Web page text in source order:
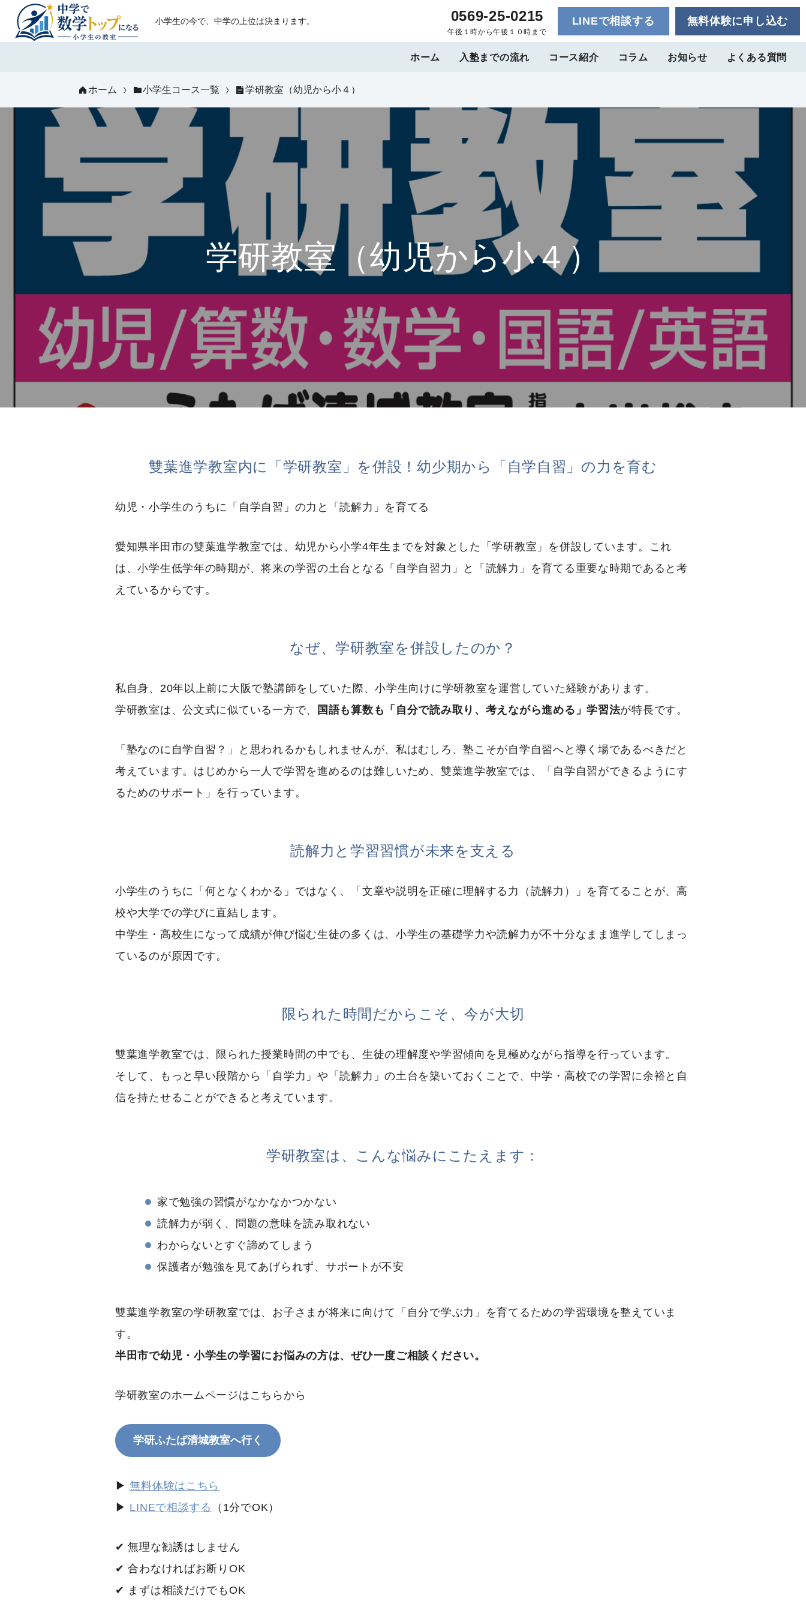
小学生の今で、中学の上位は決まります。 0569-25-0215
午後１時から午後１０時まで
LINEで相談する 無料体験に申し込む
ホーム 入塾までの流れ コース紹介 コラム お知らせ よくある質問
ホーム 小学生コース一覧 学研教室（幼児から小４）
学研教室（幼児から小４）
雙葉進学教室内に「学研教室」を併設！幼少期から「自学自習」の力を育む
幼児・小学生のうちに「自学自習」の力と「読解力」を育てる
愛知県半田市の雙葉進学教室では、幼児から小学4年生までを対象とした「学研教室」を併設しています。これ
は、小学生低学年の時期が、将来の学習の土台となる「自学自習力」と「読解力」を育てる重要な時期であると考
えているからです。
なぜ、学研教室を併設したのか？
私自身、20年以上前に大阪で塾講師をしていた際、小学生向けに学研教室を運営していた経験があります。
学研教室は、公文式に似ている一方で、
国語も算数も「自分で読み取り、考えながら進める」学習法が特長です。
「塾なのに自学自習？」と思われるかもしれませんが、私はむしろ、塾こそが自学自習へと導く場であるべきだと
考えています。はじめから一人で学習を進めるのは難しいため、雙葉進学教室では、「自学自習ができるようにす
るためのサポート」を行っています。
読解力と学習習慣が未来を支える
小学生のうちに「何となくわかる」ではなく、「文章や説明を正確に理解する力（読解力）」を育てることが、高
校や大学での学びに直結します。
中学生・高校生になって成績が伸び悩む生徒の多くは、小学生の基礎学力や読解力が不十分なまま進学してしまっ
ているのが原因です。
限られた時間だからこそ、今が大切
雙葉進学教室では、限られた授業時間の中でも、生徒の理解度や学習傾向を見極めながら指導を行っています。
そして、もっと早い段階から「自学力」や「読解力」の土台を築いておくことで、中学・高校での学習に余裕と自
信を持たせることができると考えています。
学研教室は、こんな悩みにこたえます：
家で勉強の習慣がなかなかつかない
読解力が弱く、問題の意味を読み取れない
わからないとすぐ諦めてしまう
保護者が勉強を見てあげられず、サポートが不安
雙葉進学教室の学研教室では、お子さまが将来に向けて「自分で学ぶ力」を育てるための学習環境を整えていま
す。
半田市で幼児・小学生の学習にお悩みの方は、ぜひ一度ご相談ください。
学研教室のホームページはこちらから
学研ふたば清城教室へ行く
▶無料体験はこちら
▶ LINEで相談する （1分でOK）
✔ 無理な勧誘はしません
✔ 合わなければお断りOK
✔ まずは相談だけでもOK